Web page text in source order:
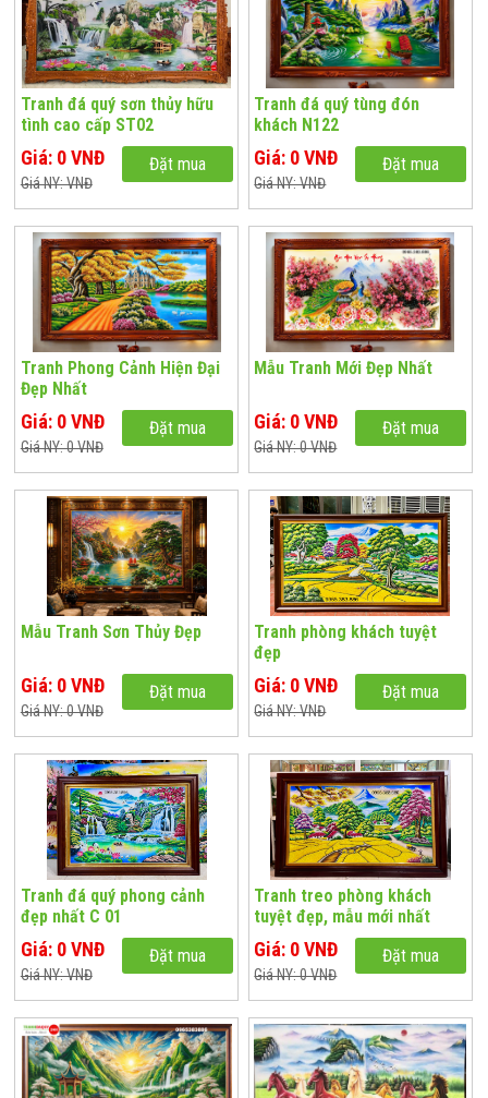
Tranh đá quý sơn thủy hữu
tình cao cấp ST02
Giá: 0 VNĐ
Giá NY: VNĐ
Đặt mua
Tranh đá quý tùng đón
khách N122
Giá: 0 VNĐ
Giá NY: VNĐ
Đặt mua
Tranh Phong Cảnh Hiện Đại
Đẹp Nhất
Giá: 0 VNĐ
Giá NY: 0 VNĐ
Đặt mua
Mẫu Tranh Mới Đẹp Nhất
Giá: 0 VNĐ
Giá NY: 0 VNĐ
Đặt mua
Mẫu Tranh Sơn Thủy Đẹp
Giá: 0 VNĐ
Giá NY: 0 VNĐ
Đặt mua
Tranh phòng khách tuyệt
đẹp
Giá: 0 VNĐ
Giá NY: VNĐ
Đặt mua
Tranh đá quý phong cảnh
đẹp nhất C 01
Giá: 0 VNĐ
Giá NY: VNĐ
Đặt mua
Tranh treo phòng khách
tuyệt đẹp, mẫu mới nhất
Giá: 0 VNĐ
Giá NY: 0 VNĐ
Đặt mua